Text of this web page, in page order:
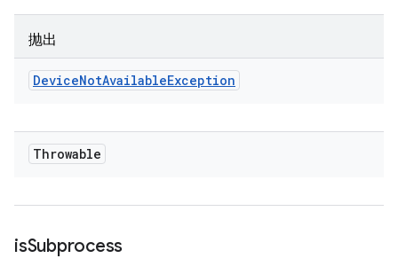
抛出
DeviceNotAvailableException
Throwable
isSubprocess